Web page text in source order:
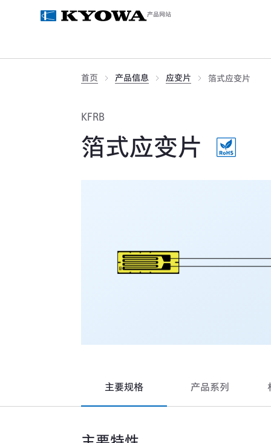
产品网站
首页 产品信息 应变片 箔式应变片
KFRB
箔式应变片
主要规格 产品系列